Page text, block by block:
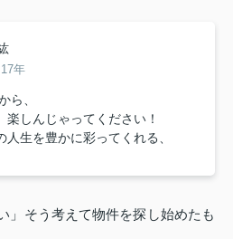
年
ら、
しんじゃってください！
生を豊かに彩ってくれる、
」そう考えて物件を探し始めたも